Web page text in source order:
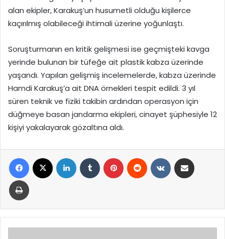
alan ekipler, Karakuş’un husumetli olduğu kişilerce
kaçırılmış olabileceği ihtimali üzerine yoğunlaştı.
Soruşturmanın en kritik gelişmesi ise geçmişteki kavga
yerinde bulunan bir tüfeğe ait plastik kabza üzerinde
yaşandı. Yapılan gelişmiş incelemelerde, kabza üzerinde
Hamdi Karakuş’a ait DNA örnekleri tespit edildi. 3 yıl
süren teknik ve fiziki takibin ardından operasyon için
düğmeye basan jandarma ekipleri, cinayet şüphesiyle 12
kişiyi yakalayarak gözaltına aldı.
Facebook LinkedIn Tumblr Pinterest Reddit VKontakte
Yazdır